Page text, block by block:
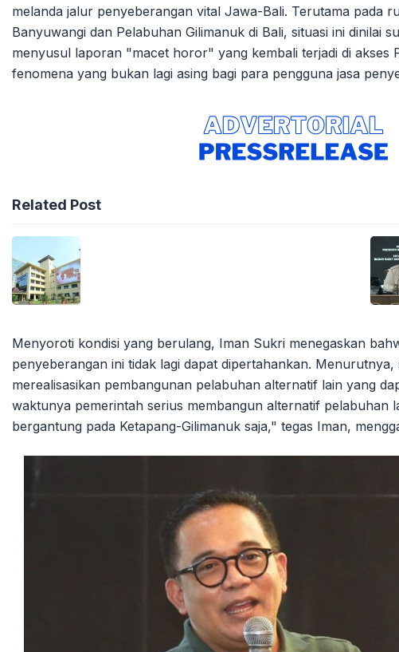
melanda jalur penyeberangan vital Jawa-Bali. Terutama pada
Banyuwangi dan Pelabuhan Gilimanuk di Bali, situasi ini dinilai
menyusul laporan "macet horor" yang kembali terjadi di akses
fenomena yang bukan lagi asing bagi para pengguna jasa
Related Post
Menyoroti kondisi yang berulang, Iman Sukri menegaskan
penyeberangan ini tidak lagi dapat dipertahankan.
merealisasikan pembangunan pelabuhan alternatif lain yang
waktunya pemerintah serius membangun alternatif pelabuhan
bergantung pada Ketapang-Gilimanuk saja," tegas Iman,